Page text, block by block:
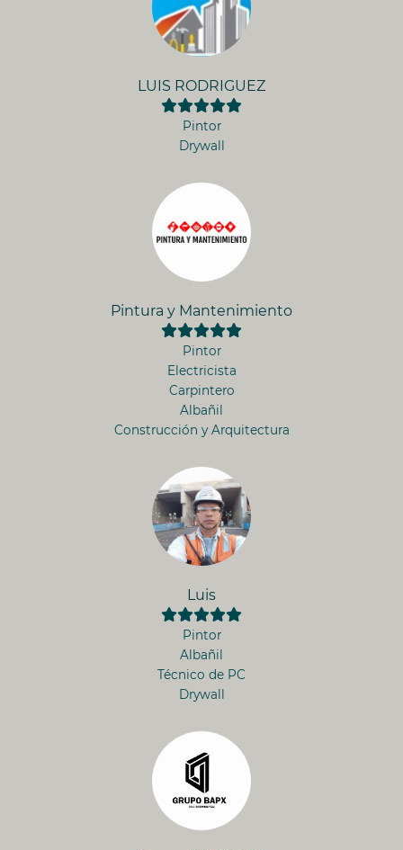
LUIS RODRIGUEZ
Pintor
Drywall
Pintura y Mantenimiento
Pintor
Electricista
Carpintero
Albañil
Construcción y Arquitectura
Luis
Pintor
Albañil
Técnico de PC
Drywall